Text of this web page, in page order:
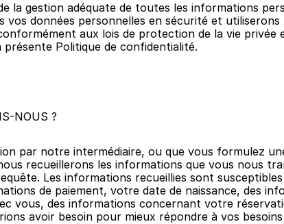
la gestion adéquate de toutes les informations
données personnelles en sécurité et utiliserons
aux lois de protection de la vie privée
Politique de confidentialité.
NOUS ?
par notre intermédiaire, ou que vous formulez
recueillerons les informations que vous nous
Les informations recueillies sont
de paiement, votre date de naissance, des
vous, des informations concernant votre
avoir besoin pour mieux répondre à vos besoins